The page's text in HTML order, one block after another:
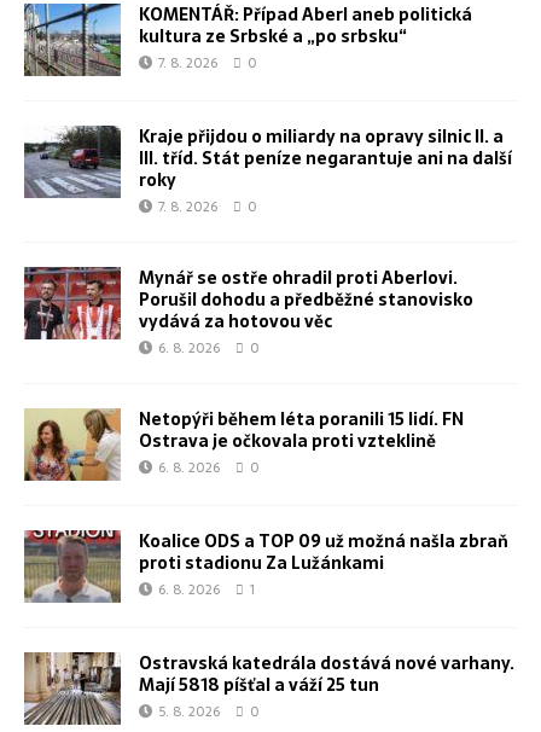
KOMENTÁŘ: Případ Aberl aneb politická
kultura ze Srbské a „po srbsku“
7. 8. 2026 0
Kraje přijdou o miliardy na opravy silnic II. a
III. tříd. Stát peníze negarantuje ani na další
roky
7. 8. 2026 0
Mynář se ostře ohradil proti Aberlovi.
Porušil dohodu a předběžné stanovisko
vydává za hotovou věc
6. 8. 2026 0
Netopýři během léta poranili 15 lidí. FN
Ostrava je očkovala proti vzteklině
6. 8. 2026 0
Koalice ODS a TOP 09 už možná našla zbraň
proti stadionu Za Lužánkami
6. 8. 2026 1
Ostravská katedrála dostává nové varhany.
Mají 5818 píšťal a váží 25 tun
5. 8. 2026 0